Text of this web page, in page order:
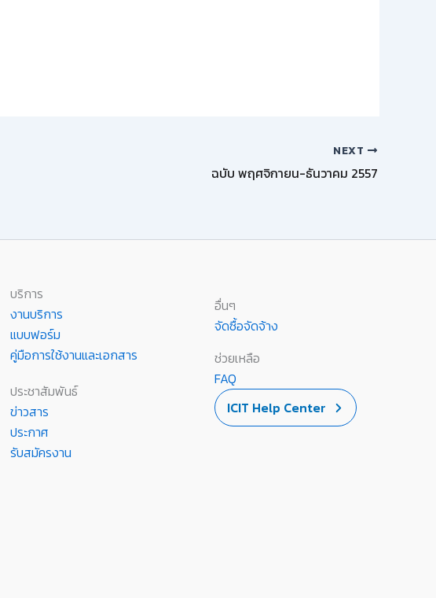
NEXT
ฉบับ พฤศจิกายน-ธันวาคม 2557
บริการ
งานบริการ
แบบฟอร์ม
คู่มือการใช้งานและเอกสาร
ประชาสัมพันธ์
ข่าวสาร
ประกาศ
รับสมัครงาน
อื่นๆ
จัดซื้อจัดจ้าง
ช่วยเหลือ
FAQ
ICIT Help Center